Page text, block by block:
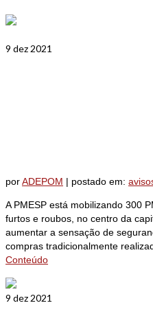
9 dez 2021
porADEPOM | postado em:
A PMESP está mobilizando 300
furtos e roubos, no centro da
aumentar a sensação de
compras tradicionalmente
Conteúdo
9 dez 2021